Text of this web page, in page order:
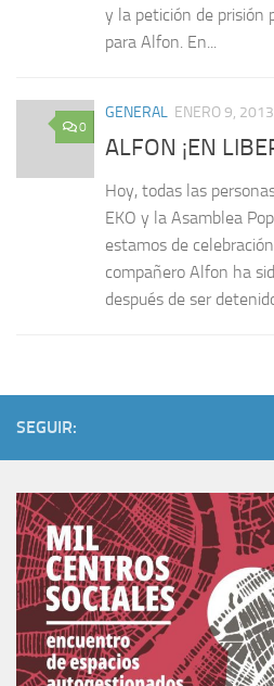
y la petición de
para Alfon. En...
0
GENERAL ENERO 9, 2013
ALFON ¡EN
Hoy, todas las
EKO y la Asamblea
estamos de
compañero Alfon ha
después de ser
SEGUIR: